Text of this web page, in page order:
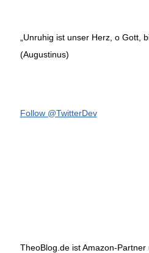
„Unruhig ist unser Herz, o Gott,
(Augustinus)
Follow @TwitterDev
TheoBlog.de ist Amazon-